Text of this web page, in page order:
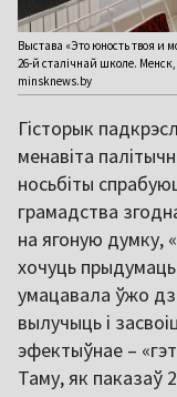
Выстава «Это юность твоя и
26-й сталічнай школе.
minsknews.by
Гісторык
менавіта
носьбіты
грамадства
на ягоную думку,
хочуць
умацавала ўжо
вылучыць і
эфектыўнае –
Таму, як паказаў